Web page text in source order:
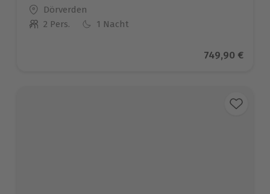
Standort
Dörverden
Anzahl der Teilnehmer
2 Pers. 1 Nacht
Aktueller
749,90 €